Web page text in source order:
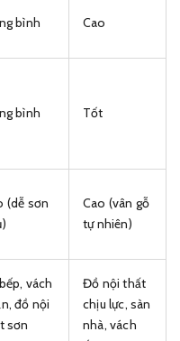
bình Cao
bình Tốt
(dễ sơn
Cao (vân gỗ
tự nhiên)
vách
đồ nội
sơn
Đồ nội thất
chịu lực, sàn
nhà, vách